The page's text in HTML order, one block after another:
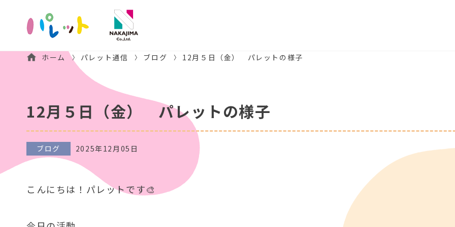
ホーム パレット通信 ブログ 12月５日（金） パレットの様子
12月５日（金） パレットの様子
ブログ 2025年12月05日
こんにちは！パレットです🎨